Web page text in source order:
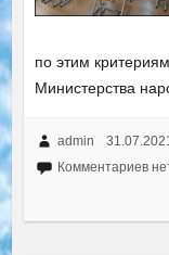
по этим
Министерства
admin
Комментариев